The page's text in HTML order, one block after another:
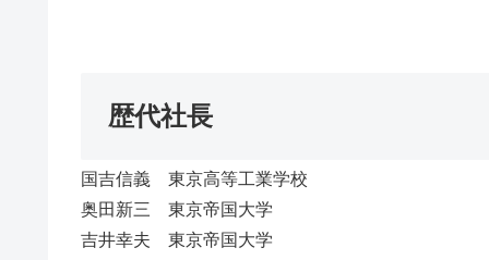
歴代社長
国吉信義 東京高等工業学校
奥田新三 東京帝国大学
吉井幸夫 東京帝国大学